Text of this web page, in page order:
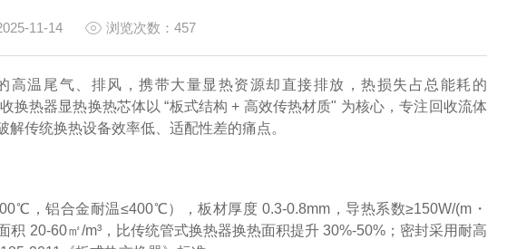
11-14 浏览次数：457
温尾气、排风，携带大量显热资源却直接排放，热损失占总能耗的
换热器显热换热芯体以 “板式结构 + 高效传热材质" 为核心，专注回收流体
传统换热设备效率低、适配性差的痛点。
，铝合金耐温≤400℃），板材厚度 0.3-0.8mm，导热系数≥150W/(m・
20-60㎡/m³，比传统管式换热器换热面积提升 30%-50%；密封采用耐高